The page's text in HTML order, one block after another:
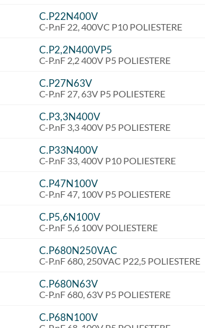
C.P22N400V
C-P.nF 22, 400VC P10 POLIESTERE
C.P2,2N400VP5
C-P.nF 2,2 400V P5 POLIESTERE
C.P27N63V
C-P.nF 27, 63V P5 POLIESTERE
C.P3,3N400V
C-P.nF 3,3 400V P5 POLIESTERE
C.P33N400V
C-P.nF 33, 400V P10 POLIESTERE
C.P47N100V
C-P.nF 47, 100V P5 POLIESTERE
C.P5,6N100V
C-P.nF 5,6 100V POLIESTERE
C.P680N250VAC
C-P.nF 680, 250VAC P22,5 POLIESTERE
C.P680N63V
C-P.nF 680, 63V P5 POLIESTERE
C.P68N100V